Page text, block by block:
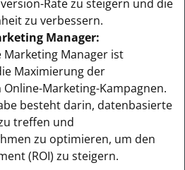
Rate zu steigern und die
zu verbessern.
Manager:
Manager ist
Maximierung der
Marketing-Kampagnen.
besteht darin, datenbasierte
treffen und
zu optimieren, um den
(ROI) zu steigern.